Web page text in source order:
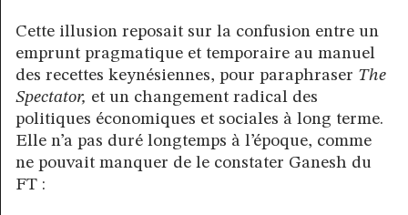
Cette illusion reposait sur la confusion entre un
emprunt pragmatique et temporaire au manuel
des recettes keynésiennes, pour paraphraser The
Spectator, et un changement radical des
politiques économiques et sociales à long terme.
Elle n’a pas duré longtemps à l’époque, comme
ne pouvait manquer de le constater Ganesh du
FT :